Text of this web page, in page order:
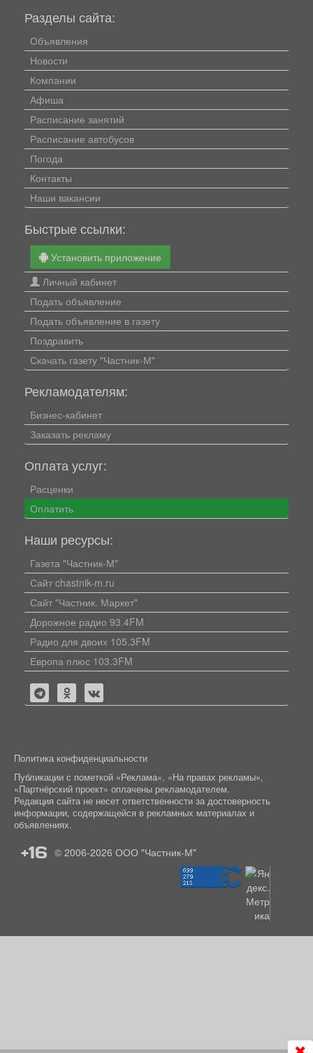
Разделы сайта:
Объявления
Новости
Компании
Афиша
Расписание занятий
Расписание автобусов
Погода
Контакты
Наши вакансии
Быстрые ссылки:
Установить приложение
Личный кабинет
Подать объявление
Подать объявление в газету
Поздравить
Скачать газету "Частник-М"
Рекламодателям:
Бизнес-кабинет
Заказать рекламу
Оплата услуг:
Расценки
Оплатить
Наши ресурсы:
Газета "Частник-М"
Сайт chastnik-m.ru
Сайт "Частник. Маркет"
Дорожное радио 93.4FM
Радио для двоих 105.3FM
Европа плюс 103.3FM
Политика конфиденциальности
Публикации с пометкой «Реклама», «На правах рекламы»,
«Партнёрский проект» оплачены рекламодателем.
Редакция сайта не несет ответственности за достоверность
информации, содержащейся в рекламных материалах и
объявлениях.
+16 © 2006-2026 ООО "Частник-М"